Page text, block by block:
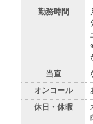
勤務時間
当直
オンコール
休日・休暇